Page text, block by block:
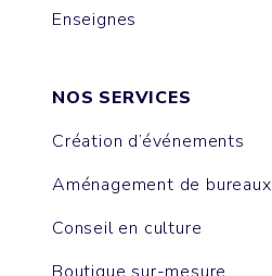
Enseignes
NOS SERVICES
Création d’événements
Aménagement de bureaux
Conseil en culture
Boutique sur-mesure